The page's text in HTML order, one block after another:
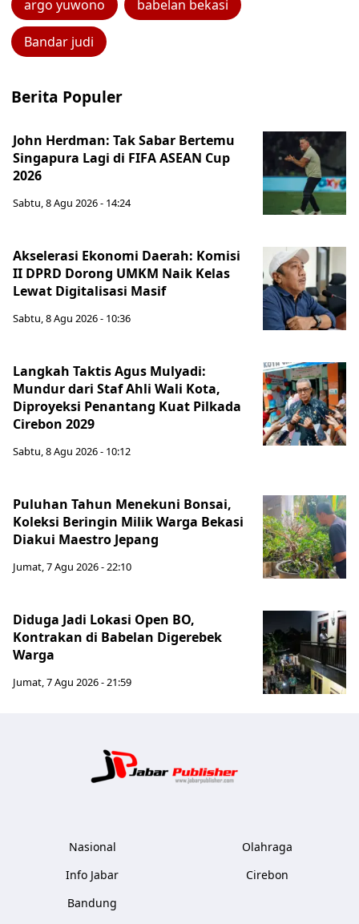
argo yuwono babelan bekasi
Bandar judi
Berita Populer
John Herdman: Tak Sabar Bertemu
Singapura Lagi di FIFA ASEAN Cup
2026
Sabtu, 8 Agu 2026 - 14:24
Akselerasi Ekonomi Daerah: Komisi
II DPRD Dorong UMKM Naik Kelas
Lewat Digitalisasi Masif
Sabtu, 8 Agu 2026 - 10:36
Langkah Taktis Agus Mulyadi:
Mundur dari Staf Ahli Wali Kota,
Diproyeksi Penantang Kuat Pilkada
Cirebon 2029
Sabtu, 8 Agu 2026 - 10:12
Puluhan Tahun Menekuni Bonsai,
Koleksi Beringin Milik Warga Bekasi
Diakui Maestro Jepang
Jumat, 7 Agu 2026 - 22:10
Diduga Jadi Lokasi Open BO,
Kontrakan di Babelan Digerebek
Warga
Jumat, 7 Agu 2026 - 21:59
Nasional
Info Jabar
Bandung
Olahraga
Cirebon